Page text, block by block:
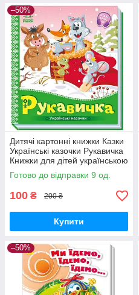
–50%
Дитячі картонні книжки Казки
Українські казочки Рукавичка
Книжки для дітей українською
мовою Ранок
Готово до відправки 9 од.
100 ₴ 200 ₴
Купити
–50%